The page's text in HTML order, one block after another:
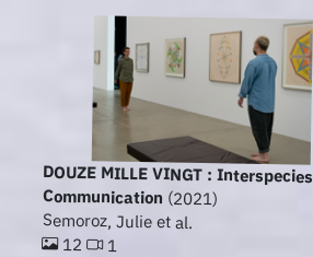
DOUZE MILLE VINGT : Interspecies
Communication (2021)
Semoroz, Julie et al.
12 1